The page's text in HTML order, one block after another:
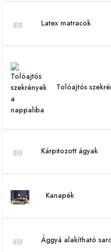
Latex matracok
Tolóajtós
Kárpitozott ágyak
Kanapék
Ággyá alakítható